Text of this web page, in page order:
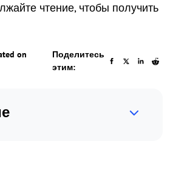
чтение, чтобы получить
on
Поделитесь
этим: